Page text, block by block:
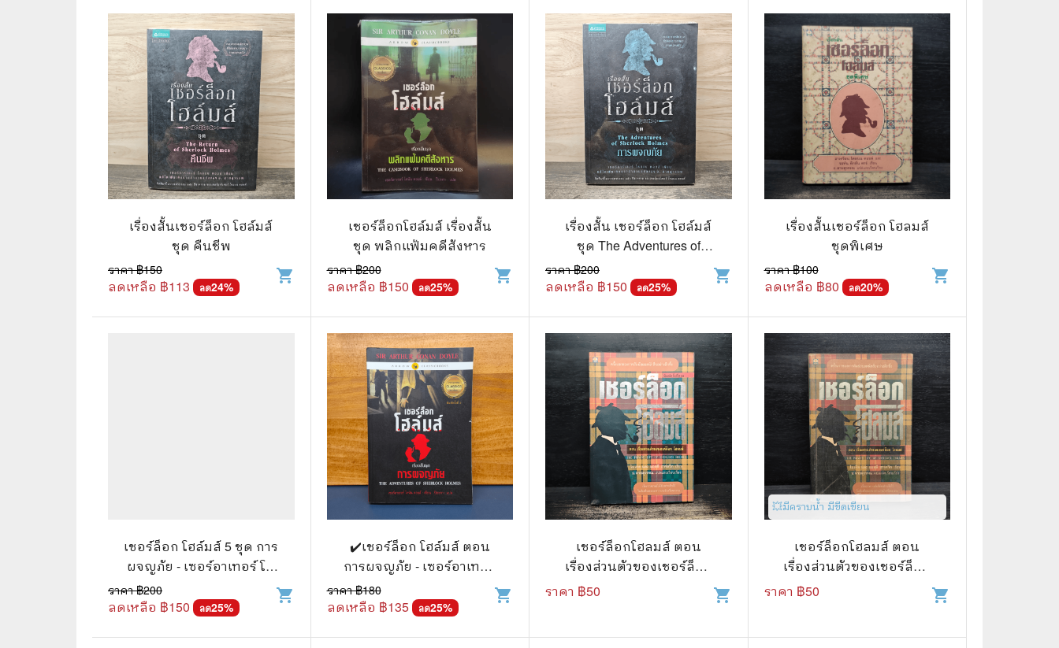
เรื่องสั้นเชอร์ล็อก โฮล์มส์
ชุด คืนชีพ
ราคา ฿150
ลดเหลือ ฿113 ลด24%
shopping_cart
เชอร์ล็อกโฮล์มส์ เรื่องสั้น
ชุด พลิกแฟ้มคดีสังหาร
ราคา ฿200
ลดเหลือ ฿150 ลด25%
shopping_cart
เรื่องสั้น เชอร์ล็อก โฮล์มส์
ชุด The Adventures of
Sherlock Holmes การผจญ
ภัย
ราคา ฿200
ลดเหลือ ฿150 ลด25%
shopping_cart
เรื่องสั้นเชอร์ล็อก โฮลมส์
ชุดพิเศษ
ราคา ฿100
ลดเหลือ ฿80 ลด20%
shopping_cart
เชอร์ล็อก โฮล์มส์ 5 ชุด การ
ผจญภัย - เซอร์อาเทอร์ โค
ราคา ฿200
ลดเหลือ ฿150 ลด25%
shopping_cart
✔️เชอร์ล็อก โฮล์มส์ ตอน
การผจญภัย - เซอร์อาเทอร์
โคแนน ดอยล์
ราคา ฿180
ลดเหลือ ฿135 ลด25%
shopping_cart
เชอร์ล็อกโฮลมส์ ตอน
เรื่องส่วนตัวของเชอร์ล็อก
ราคา ฿50 shopping_cart
💥มีคราบน้ำ มีขีดเขียน
เชอร์ล็อกโฮลมส์ ตอน
เรื่องส่วนตัวของเชอร์ล็อก
ราคา ฿50 shopping_cart
🧳 ท่องเที่ยว ประสบการณ์ท่องเที่ยว
💃 งานอดิเรก อาชีพ
สารคดี
🌎 สารคดี ความรู้รอบตัว
💎 เพชร พลอย อัญมณี
🛸 วิทยาศาสตร์ คณิตศาสตร์
🌾 พืช สัตว์
🥘 อาหาร สุขภาพ ความงาม
👪 ครอบครัว การเลี้ยงลูก
🏡 บ้านและสวน
🦄 วรรณกรรม นิยาย เรื่องสั้น
🐇 เรื่องสั้น
🛖 วรรณคดีไทย นิทานพื้นบ้าน
👩‍🦳 นิยายไทยรุ่นเก่า
👨‍❤️‍👨 การ์ตูนวาย การ์ตูนยูริ
🕰️ การ์ตูนยุคเก่า
❤️ รัก โรแมนติก
🎭 ดราม่า ชีวิต เรื่องจริง
💀 ผี สยองขวัญ ระทึกขวัญ
🐾 เกี่ยวกับสัตว์
🎻 การ์ตูนดนตรี
🍳 การ์ตูนทำอาหาร
🕵️‍♀️ สืบสวน สอบสวน
⚔️ ต่อสู้ แอ๊คชั่น
⚽ การ์ตูนกีฬา
😀 ตลก
🔮 แฟนตาซี
🧗‍♂️ ผจญภัย ท่องเที่ยว
👽 ไซไฟ
☠️ การ์ตูนผีไทย
👩 สนพ.ยอดธิดา
☘️ สนพ.รักพิมพ์ Luckpim
🔵 สนพ.Phoenix Next
🏳️‍🌈 สนพ.หมึกจีน
⛪ ศาสนา
🏙️ การเมือง
⚽ กีฬา
🎞️ ภาพยนตร์
โมเดล
Gossip ดารา
👙 เซ็กซี่
🥘 อาหาร
💄 สุขภาพและความงาม
🏠 แต่งบ้าน
🧳 ท่องเที่ยว
คู่มือเฉลยเกม
เกษตรและธรรมชาติ
แม่และเด็ก
ภาษาศาสตร์
ไอทีและเทคโนโลยี
นิตยสารเก่าราคาถูก
นางงามและการประกวด
😊 Self-Enrichment
👔 Business and Economics
🖥️ Computers & Technology
🧑‍🏫 Education & Teaching
🎶 Music & Movie
🧒 Children's Books
👪 Family and Relationships
🏛️ Politics & Government
⚙️ Engineering & Transportation
⚖️ Law
👤 Biography
🍸 Food and Drink
💃 Hobbies and Collectibles
🖋️ Literature and Fiction
🧳 Travel Literature
⚽ Sports
🎲 Board Game
2️⃣ Used Board Game บอร์ดเกมมือ